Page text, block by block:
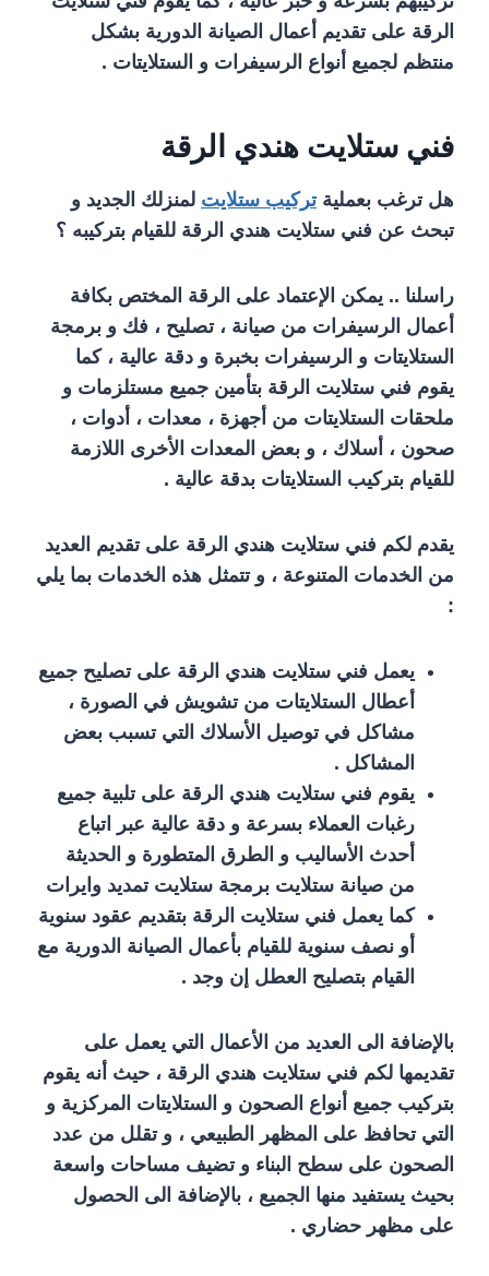
الرقة على تقديم أعمال الصيانة الدورية بشكل
منتظم لجميع أنواع الرسيفرات و الستلايتات .
فني ستلايت هندي الرقة
هل ترغب بعمليةتركيب ستلايت لمنزلك الجديد و
تبحث عن فني ستلايت هندي الرقة للقيام بتركيبه ؟
راسلنا .. يمكن الإعتماد على الرقة المختص بكافة
أعمال الرسيفرات من صيانة ، تصليح ، فك و برمجة
الستلايتات و الرسيفرات بخبرة و دقة عالية ، كما
يقوم فني ستلايت الرقة بتأمين جميع مستلزمات و
ملحقات الستلايتات من أجهزة ، معدات ، أدوات ،
صحون ، أسلاك ، و بعض المعدات الأخرى اللازمة
للقيام بتركيب الستلايتات بدقة عالية .
يقدم لكم فني ستلايت هندي الرقة على تقديم العديد
من الخدمات المتنوعة ، و تتمثل هذه الخدمات بما يلي
:
يعمل فني ستلايت هندي الرقة على تصليح جميع
أعطال الستلايتات من تشويش في الصورة ،
مشاكل في توصيل الأسلاك التي تسبب بعض
المشاكل .
يقوم فني ستلايت هندي الرقة على تلبية جميع
رغبات العملاء بسرعة و دقة عالية عبر اتباع
أحدث الأساليب و الطرق المتطورة و الحديثة
من صيانة ستلايت برمجة ستلايت تمديد وايرات
كما يعمل فني ستلايت الرقة بتقديم عقود سنوية
أو نصف سنوية للقيام بأعمال الصيانة الدورية مع
القيام بتصليح العطل إن وجد .
بالإضافة الى العديد من الأعمال التي يعمل على
تقديمها لكم فني ستلايت هندي الرقة ، حيث أنه يقوم
بتركيب جميع أنواع الصحون و الستلايتات المركزية و
التي تحافظ على المظهر الطبيعي ، و تقلل من عدد
الصحون على سطح البناء و تضيف مساحات واسعة
بحيث يستفيد منها الجميع ، بالإضافة الى الحصول
على مظهر حضاري .